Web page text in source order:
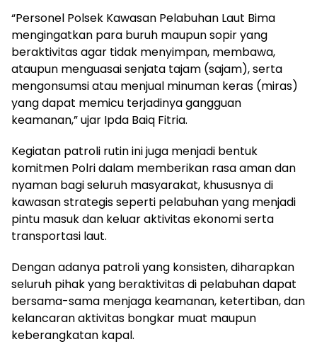
“Personel Polsek Kawasan Pelabuhan Laut Bima
mengingatkan para buruh maupun sopir yang
beraktivitas agar tidak menyimpan, membawa,
ataupun menguasai senjata tajam (sajam), serta
mengonsumsi atau menjual minuman keras (miras)
yang dapat memicu terjadinya gangguan
keamanan,” ujar Ipda Baiq Fitria.
Kegiatan patroli rutin ini juga menjadi bentuk
komitmen Polri dalam memberikan rasa aman dan
nyaman bagi seluruh masyarakat, khususnya di
kawasan strategis seperti pelabuhan yang menjadi
pintu masuk dan keluar aktivitas ekonomi serta
transportasi laut.
Dengan adanya patroli yang konsisten, diharapkan
seluruh pihak yang beraktivitas di pelabuhan dapat
bersama-sama menjaga keamanan, ketertiban, dan
kelancaran aktivitas bongkar muat maupun
keberangkatan kapal.